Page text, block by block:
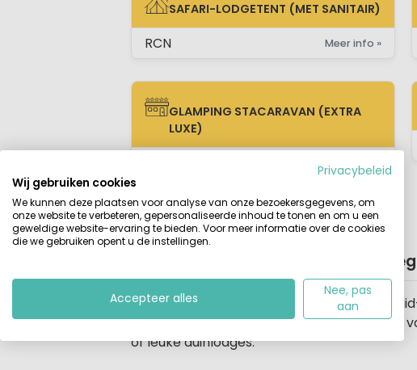
SAFARI-LODGETENT (MET SANITAIR)
SAFARI-LODGETENT (MET SANITAIR)
RCN Meer info »
GLAMPING STACARAVAN (EXTRA LUXE)
GLAMPING STACARAVAN (EXTRA
LUXE)
Meer info »
Beschrijving
Camping RCN Toppershoedje ligt op het
prachtige brede Noordzeestrandniet ver
of leuke duinlodges.
Privacybeleid
Wij gebruiken cookies
We kunnen deze plaatsen voor analyse van onze bezoekersgegevens, om
onze website te verbeteren, gepersonaliseerde inhoud te tonen en om u een
geweldige website-ervaring te bieden. Voor meer informatie over de cookies
die we gebruiken opent u de instellingen.
Accepteer alles
Nee, pas
aan